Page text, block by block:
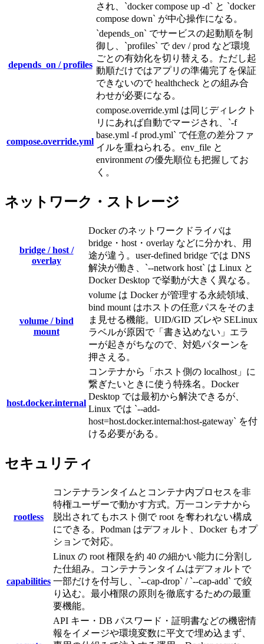
され、`docker compose up -d` と `docker
compose down` が中心操作になる。
depends_on / profiles
`depends_on` でサービスの起動順を制
御し、`profiles` で dev / prod など環境
ごとの有効化を切り替える。ただし起
動順だけではアプリの準備完了を保証
できないので healthcheck との組み合
わせが必要になる。
compose.override.yml
compose.override.yml は同じディレクト
リにあれば自動でマージされ、`-f
base.yml -f prod.yml` で任意の差分ファ
イルを重ねられる。env_file と
environment の優先順位も把握してお
く。
ネットワーク・ストレージ
bridge / host /
overlay
Docker のネットワークドライバは
bridge・host・overlay などに分かれ、用
途が違う。user-defined bridge では DNS
解決が働き、`--network host` は Linux と
Docker Desktop で挙動が大きく異なる。
volume / bind
mount
volume は Docker が管理する永続領域、
bind mount はホストの任意パスをそのま
ま見せる機能。UID/GID ズレや SELinux
ラベルが原因で「書き込めない」エラ
ーが起きがちなので、対処パターンを
押さえる。
host.docker.internal
コンテナから「ホスト側の localhost」に
繋ぎたいときに使う特殊名。Docker
Desktop では最初から解決できるが、
Linux では `--add-
host=host.docker.internal:host-gateway` を付
ける必要がある。
セキュリティ
rootless
コンテナランタイムとコンテナ内プロセスを非
特権ユーザーで動かす方式。万一コンテナから
脱出されてもホスト側で root を奪われない構成
にできる。Podman はデフォルト、Docker もオプ
ションで対応。
capabilities
Linux の root 権限を約 40 の細かい能力に分割し
た仕組み。コンテナランタイムはデフォルトで
一部だけを付与し、`--cap-drop` / `--cap-add` で絞
り込む。最小権限の原則を徹底するための最重
要機能。
API キー・DB パスワード・証明書などの機密情
報をイメージや環境変数に平文で埋め込まず、